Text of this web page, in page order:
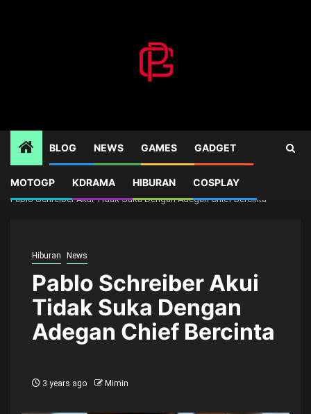
BLOG NEWS GAMES GADGET
MOTOGP KDRAMA HIBURAN COSPLAY
Home
News
Pablo Schreiber Akui Tidak Suka Dengan Adegan Chief Bercinta
Hiburan News
Pablo Schreiber Akui
Tidak Suka Dengan
Adegan Chief Bercinta
3 years ago Mimin